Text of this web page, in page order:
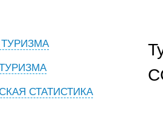
СТАТИСТИКА